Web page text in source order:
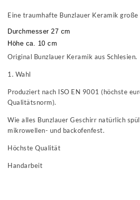
Eine traumhafte Bunzlauer Keramik große
Durchmesser 27 cm
Höhe ca. 10 cm
Original Bunzlauer Keramik aus Schlesien.
1. Wahl
Produziert nach ISO EN 9001 (höchste
Qualitätsnorm).
Wie alles Bunzlauer Geschirr natürlich
mikrowellen- und backofenfest.
Höchste Qualität
Handarbeit